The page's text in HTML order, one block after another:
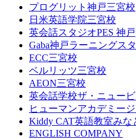
プログリット神戸三宮校
日米英語学院三宮校
英会話スタジオPES 神戸
Gaba神戸ラーニングス
ECC三宮校
ベルリッツ三宮校
AEON三宮校
英会話学校ザ・ニュー
ヒューマンアカデミー
Kiddy CAT英語教室みな
ENGLISH COMPANY